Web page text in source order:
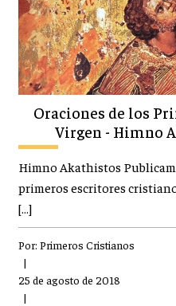
Oraciones de los
Virgen - Himno
Himno Akathistos
primeros escritores
[…]
Por: Primeros Cristianos
|
25 de agosto de 2018
|